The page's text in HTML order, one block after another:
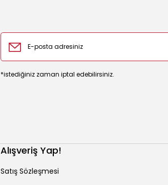
*istediğiniz zaman iptal edebilirsiniz.
Alışveriş Yap!
Satış Sözleşmesi